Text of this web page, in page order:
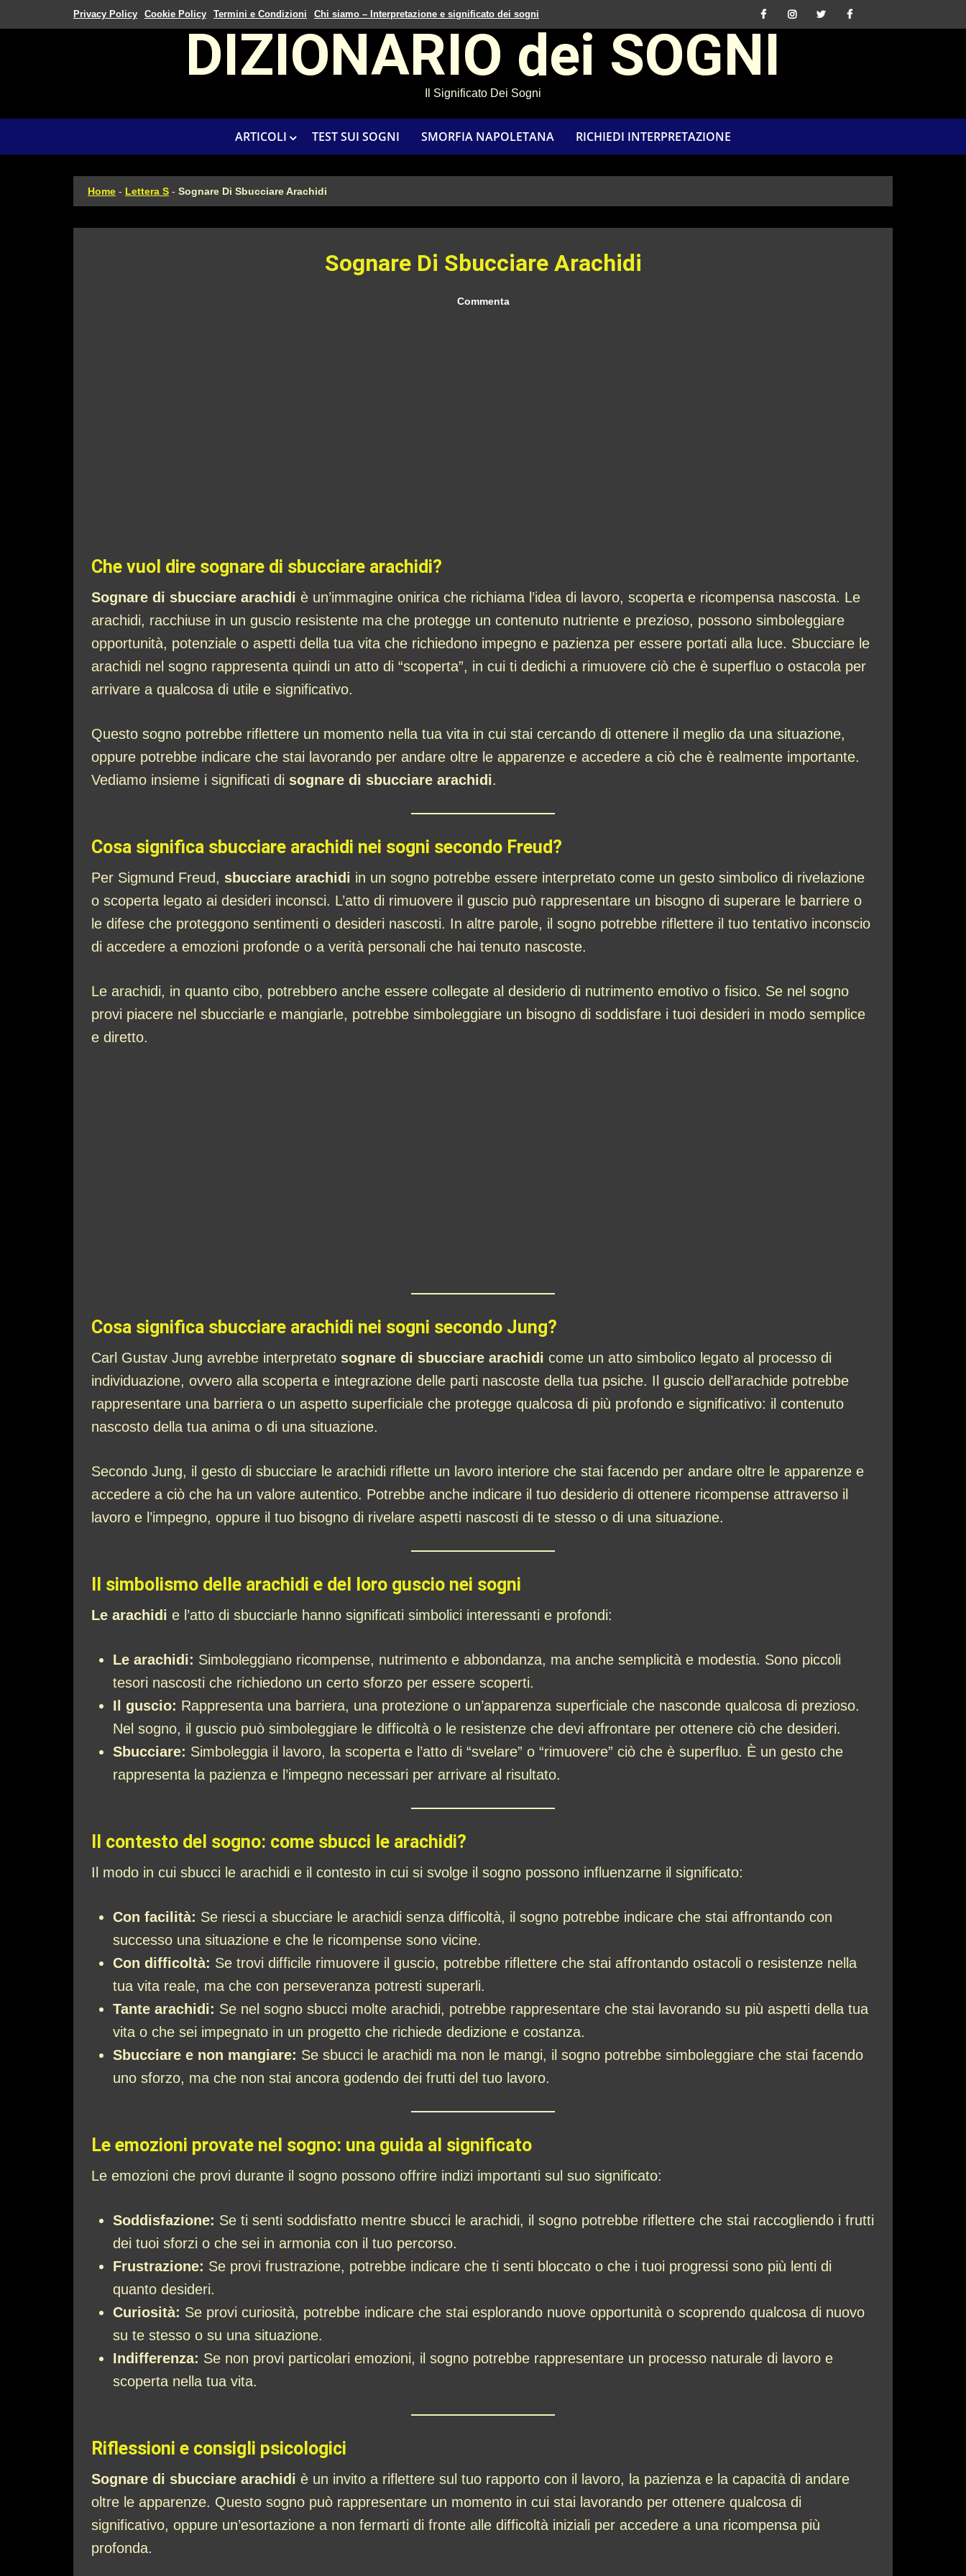
Privacy Policy Cookie Policy Termini e Condizioni Chi siamo – Interpretazione e significato dei sogni
DIZIONARIO dei SOGNI
Il Significato Dei Sogni
ARTICOLI TEST SUI SOGNI SMORFIA NAPOLETANA RICHIEDI INTERPRETAZIONE
Home - Lettera S - Sognare Di Sbucciare Arachidi
Sognare Di Sbucciare Arachidi
Commenta
Che vuol dire sognare di sbucciare arachidi?
Sognare di sbucciare arachidi è un’immagine onirica che richiama l’idea di lavoro, scoperta e ricompensa nascosta. Le
arachidi, racchiuse in un guscio resistente ma che protegge un contenuto nutriente e prezioso, possono simboleggiare
opportunità, potenziale o aspetti della tua vita che richiedono impegno e pazienza per essere portati alla luce. Sbucciare le
arachidi nel sogno rappresenta quindi un atto di “scoperta”, in cui ti dedichi a rimuovere ciò che è superfluo o ostacola per
arrivare a qualcosa di utile e significativo.
Questo sogno potrebbe riflettere un momento nella tua vita in cui stai cercando di ottenere il meglio da una situazione,
oppure potrebbe indicare che stai lavorando per andare oltre le apparenze e accedere a ciò che è realmente importante.
Vediamo insieme i significati di sognare di sbucciare arachidi.
Cosa significa sbucciare arachidi nei sogni secondo Freud?
Per Sigmund Freud, sbucciare arachidi in un sogno potrebbe essere interpretato come un gesto simbolico di rivelazione
o scoperta legato ai desideri inconsci. L’atto di rimuovere il guscio può rappresentare un bisogno di superare le barriere o
le difese che proteggono sentimenti o desideri nascosti. In altre parole, il sogno potrebbe riflettere il tuo tentativo inconscio
di accedere a emozioni profonde o a verità personali che hai tenuto nascoste.
Le arachidi, in quanto cibo, potrebbero anche essere collegate al desiderio di nutrimento emotivo o fisico. Se nel sogno
provi piacere nel sbucciarle e mangiarle, potrebbe simboleggiare un bisogno di soddisfare i tuoi desideri in modo semplice
e diretto.
Cosa significa sbucciare arachidi nei sogni secondo Jung?
Carl Gustav Jung avrebbe interpretato sognare di sbucciare arachidi come un atto simbolico legato al processo di
individuazione, ovvero alla scoperta e integrazione delle parti nascoste della tua psiche. Il guscio dell’arachide potrebbe
rappresentare una barriera o un aspetto superficiale che protegge qualcosa di più profondo e significativo: il contenuto
nascosto della tua anima o di una situazione.
Secondo Jung, il gesto di sbucciare le arachidi riflette un lavoro interiore che stai facendo per andare oltre le apparenze e
accedere a ciò che ha un valore autentico. Potrebbe anche indicare il tuo desiderio di ottenere ricompense attraverso il
lavoro e l’impegno, oppure il tuo bisogno di rivelare aspetti nascosti di te stesso o di una situazione.
Il simbolismo delle arachidi e del loro guscio nei sogni
Le arachidi e l’atto di sbucciarle hanno significati simbolici interessanti e profondi:
Le arachidi: Simboleggiano ricompense, nutrimento e abbondanza, ma anche semplicità e modestia. Sono piccoli
tesori nascosti che richiedono un certo sforzo per essere scoperti.
Il guscio: Rappresenta una barriera, una protezione o un’apparenza superficiale che nasconde qualcosa di prezioso.
Nel sogno, il guscio può simboleggiare le difficoltà o le resistenze che devi affrontare per ottenere ciò che desideri.
Sbucciare: Simboleggia il lavoro, la scoperta e l’atto di “svelare” o “rimuovere” ciò che è superfluo. È un gesto che
rappresenta la pazienza e l’impegno necessari per arrivare al risultato.
Il contesto del sogno: come sbucci le arachidi?
Il modo in cui sbucci le arachidi e il contesto in cui si svolge il sogno possono influenzarne il significato:
Con facilità: Se riesci a sbucciare le arachidi senza difficoltà, il sogno potrebbe indicare che stai affrontando con
successo una situazione e che le ricompense sono vicine.
Con difficoltà: Se trovi difficile rimuovere il guscio, potrebbe riflettere che stai affrontando ostacoli o resistenze nella
tua vita reale, ma che con perseveranza potresti superarli.
Tante arachidi: Se nel sogno sbucci molte arachidi, potrebbe rappresentare che stai lavorando su più aspetti della tua
vita o che sei impegnato in un progetto che richiede dedizione e costanza.
Sbucciare e non mangiare: Se sbucci le arachidi ma non le mangi, il sogno potrebbe simboleggiare che stai facendo
uno sforzo, ma che non stai ancora godendo dei frutti del tuo lavoro.
Le emozioni provate nel sogno: una guida al significato
Le emozioni che provi durante il sogno possono offrire indizi importanti sul suo significato:
Soddisfazione: Se ti senti soddisfatto mentre sbucci le arachidi, il sogno potrebbe riflettere che stai raccogliendo i frutti
dei tuoi sforzi o che sei in armonia con il tuo percorso.
Frustrazione: Se provi frustrazione, potrebbe indicare che ti senti bloccato o che i tuoi progressi sono più lenti di
quanto desideri.
Curiosità: Se provi curiosità, potrebbe indicare che stai esplorando nuove opportunità o scoprendo qualcosa di nuovo
su te stesso o su una situazione.
Indifferenza: Se non provi particolari emozioni, il sogno potrebbe rappresentare un processo naturale di lavoro e
scoperta nella tua vita.
Riflessioni e consigli psicologici
Sognare di sbucciare arachidi è un invito a riflettere sul tuo rapporto con il lavoro, la pazienza e la capacità di andare
oltre le apparenze. Questo sogno può rappresentare un momento in cui stai lavorando per ottenere qualcosa di
significativo, oppure un’esortazione a non fermarti di fronte alle difficoltà iniziali per accedere a una ricompensa più
profonda.